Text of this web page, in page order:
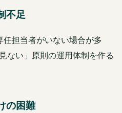
不足
担当者がいない場合が多
ない」原則の運用体制を作る
の困難